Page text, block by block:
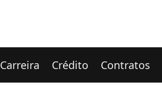
Carreira Crédito Contratos